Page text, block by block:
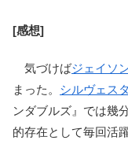
[感想]
気づけばジェイソ
まった。 シルヴェス
ンダブルズ』では幾
的存在として毎回活